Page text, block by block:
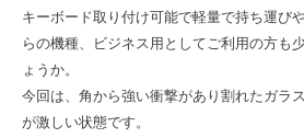
キーボード取り付け可能で軽量で持ち運び
らの機種、
ビジネス用としてご利用の方も
ょうか。
今回は、角から強い衝撃があり割れたガラ
が激しい状態です。